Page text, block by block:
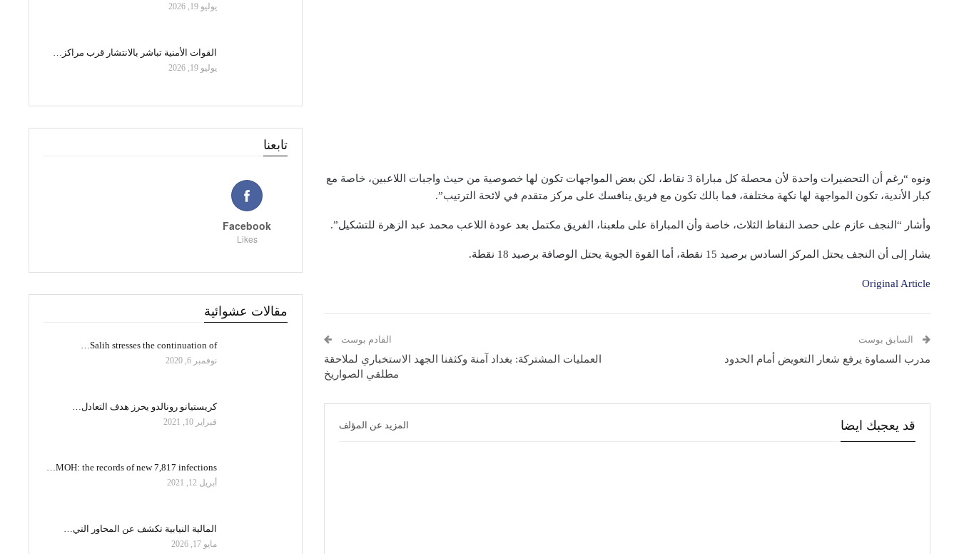
ونوه “رغم أن التحضيرات واحدة لأن محصلة كل مباراة 3 نقاط، لكن بعض المواجهات تكون لها خصوصية من حيث واجبات اللاعبين، خاصة مع
كبار الأندية، تكون المواجهة لها نكهة مختلفة، فما بالك تكون مع فريق ينافسك على مركز متقدم في لائحة الترتيب”.
وأشار “النجف عازم على حصد النقاط الثلاث، خاصة وأن المباراة على ملعبنا، الفريق مكتمل بعد عودة اللاعب محمد عبد الزهرة للتشكيل”.
يشار إلى أن النجف يحتل المركز السادس برصيد 15 نقطة، أما القوة الجوية يحتل الوصافة برصيد 18 نقطة.
Original Article
السابق بوست
مدرب السماوة يرفع شعار التعويض أمام الحدود
القادم بوست
العمليات المشتركة: بغداد آمنة وكثفنا الجهد الاستخباري لملاحقة
مطلقي الصواريخ
قد يعجبك ايضا المزيد عن المؤلف
يوليو 19, 2026
القوات الأمنية تباشر بالانتشار قرب مراكز…
يوليو 19, 2026
تابعنا
Facebook
Likes
مقالات عشوائية
Salih stresses the continuation of…
نوفمبر 6, 2020
كريستيانو رونالدو يحرز هدف التعادل…
فبراير 10, 2021
MOH: the records of new 7,817 infections…
أبريل 12, 2021
المالية النيابية تكشف عن المحاور التي…
مايو 17, 2026